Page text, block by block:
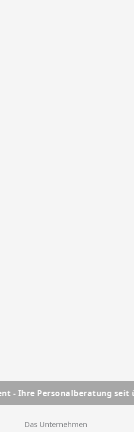
seit über 25 Jahren
Das Unternehmen